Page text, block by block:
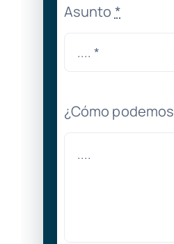
Asunto *
¿Cómo